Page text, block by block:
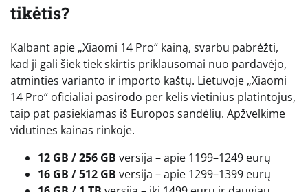
tikėtis?
Kalbant apie „Xiaomi 14 Pro“ kainą, svarbu pabrėžti,
kad ji gali šiek tiek skirtis priklausomai nuo pardavėjo,
atminties varianto ir importo kaštų. Lietuvoje „Xiaomi
14 Pro“ oficialiai pasirodo per kelis vietinius platintojus,
taip pat pasiekiamas iš Europos sandėlių. Apžvelkime
vidutines kainas rinkoje.
12 GB / 256 GB versija – apie 1199–1249 eurų
16 GB / 512 GB versija – apie 1299–1399 eurų